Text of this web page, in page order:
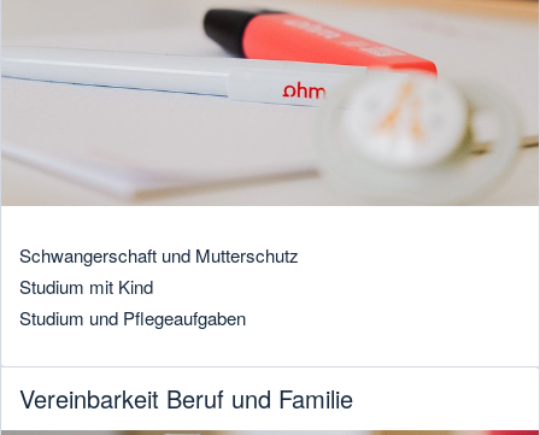
Schwangerschaft und Mutterschutz
Studium mit Kind
Studium und Pflegeaufgaben
Vereinbarkeit Beruf und Familie